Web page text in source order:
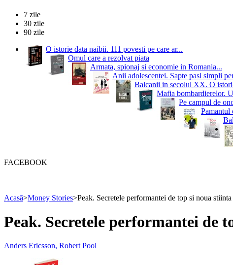
7 zile
30 zile
90 zile
O istorie data naibii. 111 povesti pe care ar...
Omul care a rezolvat piata
Armata, spionaj si economie in Romania...
Anii adolescentei. Sapte pasi simpli
Balcanii in secolul XX. O
Mafia bombardierelor.
Pe campul de
Pamantul
FACEBOOK
Acasă>Money Stories>Peak. Secretele performantei de top si noua
Peak. Secretele performantei de
Anders Ericsson, Robert Pool